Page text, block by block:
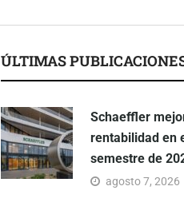
ÚLTIMAS
Schaeffler
rentabilidad en
semestre de
agosto 7, 2026